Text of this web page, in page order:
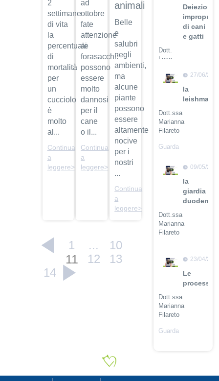
2
settimane
di vita
la
percentuale
di
mortalità
per
un
cucciolo
è
molto
al...
Continua
a
leggere>
ad
ottobre
fate
attenzione
ai
forasacchi:
possono
essere
molto
dannosi
per il
cane
o il...
Continua
a
leggere>
animali
Belle
e
salubri
negli
ambienti,
ma
alcune
piante
possono
essere
altamente
nocive
per i
nostri
...
Continua
a
leggere>
1 ... 10
11 12
13
14
Deiezioni
improprie
di cani
e gatti
Dott.
Luca
Guarda
27/06/
la
Dott.ssa
Marianna
Filareto
Guarda
09/05/
la
giardia
Dott.ssa
Marianna
Filareto
il video
23/04/
Le
Dott.ssa
Marianna
Filareto
Guarda
Pet